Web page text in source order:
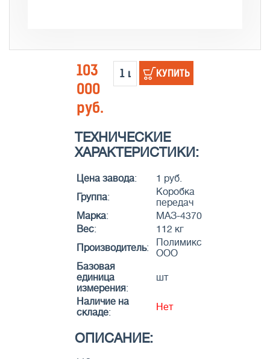
103
000
руб.
КУПИТЬ
ТЕХНИЧЕСКИЕ
ХАРАКТЕРИСТИКИ:
Цена завода:
1 руб.
Группа:
Коробка
передач
Марка:
МАЗ-4370
Вес:
112 кг
Производитель:
Полимикс
ООО
Базовая
единица
измерения:
шт
Наличие на
складе: Нет
ОПИСАНИЕ: